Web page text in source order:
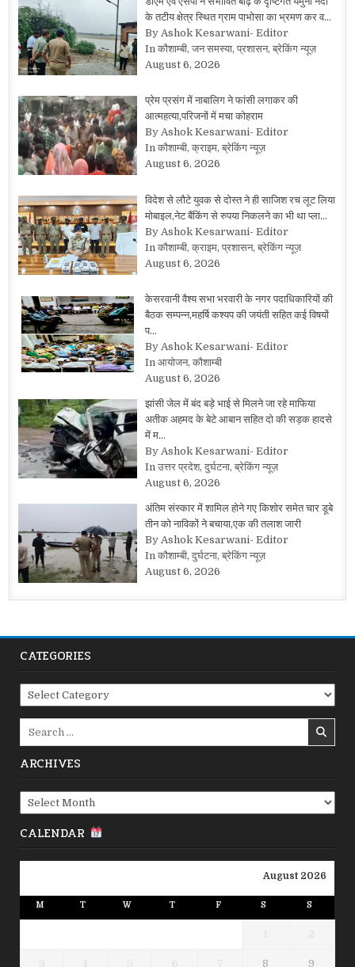
के तटीय क्षेत्र स्थित ग्राम पाभोसा का भ्रमण कर व…
By Ashok Kesarwani- Editor
In कौशाम्बी, जन समस्या, प्रशासन, ब्रेकिंग न्यूज़
August 6, 2026
प्रेम प्रसंग में नाबालिग ने फांसी लगाकर की
आत्महत्या,परिजनों में मचा कोहराम
By Ashok Kesarwani- Editor
In कौशाम्बी, क्राइम, ब्रेकिंग न्यूज़
August 6, 2026
विदेश से लौटे युवक से दोस्त ने ही साजिश रच लूट लिया
मोबाइल,नेट बैंकिंग से रुपया निकलने का भी था प्ला…
By Ashok Kesarwani- Editor
In कौशाम्बी, क्राइम, प्रशासन, ब्रेकिंग न्यूज़
August 6, 2026
केसरवानी वैश्य सभा भरवारी के नगर पदाधिकारियों की
बैठक सम्पन्न,महर्षि कश्यप की जयंती सहित कई विषयों
प…
By Ashok Kesarwani- Editor
In आयोजन, कौशाम्बी
August 6, 2026
झांसी जेल में बंद बड़े भाई से मिलने जा रहे माफिया
अतीक अहमद के बेटे आबान सहित दो की सड़क हादसे
में म…
By Ashok Kesarwani- Editor
In उत्तर प्रदेश, दुर्घटना, ब्रेकिंग न्यूज़
August 6, 2026
अंतिम संस्कार में शामिल होने गए किशोर समेत चार डूबे
तीन को नाविकों ने बचाया,एक की तलाश जारी
By Ashok Kesarwani- Editor
In कौशाम्बी, दुर्घटना, ब्रेकिंग न्यूज़
August 6, 2026
CATEGORIES
Categories
ARCHIVES
Archives
CALENDAR
August 2026
M T W T F S S
1 2
3 4 5 6 7 8 9